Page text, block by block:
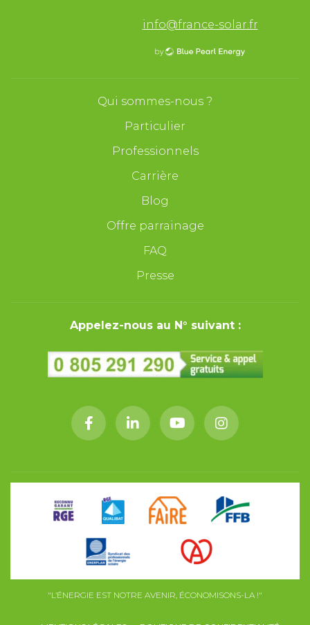
info@france-solar.fr
Qui sommes-nous ?
Particulier
Professionnels
Carrière
Blog
Offre parrainage
FAQ
Presse
Appelez-nous au N° suivant :
"L’ÉNERGIE EST NOTRE AVENIR, ÉCONOMISONS-LA !"